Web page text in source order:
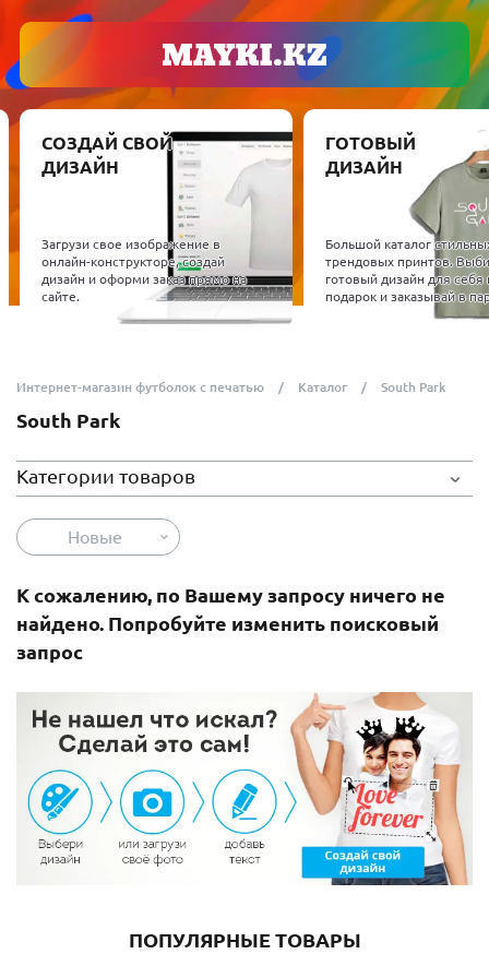
СОЗДАЙ СВОЙ
ДИЗАЙН
Загрузи свое изображение в
онлайн-конструкторе, создай
дизайн и оформи заказ прямо на
сайте.
ГОТОВЫЙ
ДИЗАЙН
Большой каталог
трендовых принтов.
готовый дизайн для себя
подарок и заказывай в
Интернет-магазин футболок с печатью Каталог South Park
South Park
Категории товаров
Новые
К сожалению, по Вашему запросу ничего не
найдено. Попробуйте изменить поисковый
запрос
ПОПУЛЯРНЫЕ ТОВАРЫ